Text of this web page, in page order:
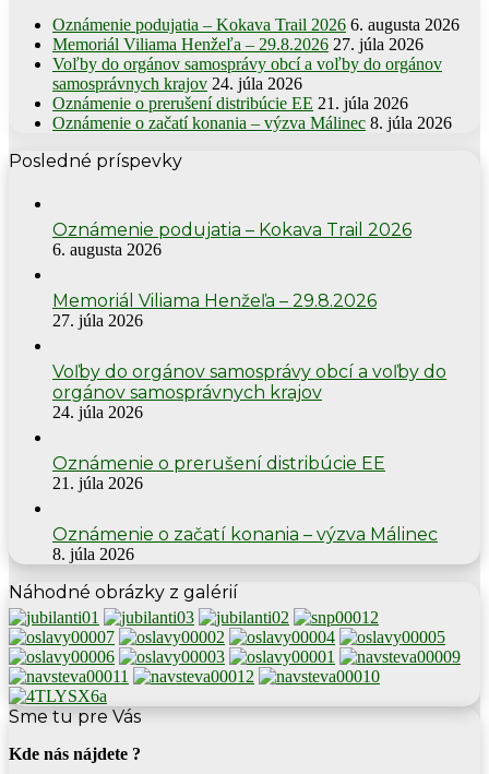
Oznámenie podujatia – Kokava Trail 2026 6. augusta 2026
Memoriál Viliama Henžeľa – 29.8.2026 27. júla 2026
Voľby do orgánov samosprávy obcí a voľby do orgánov
samosprávnych krajov 24. júla 2026
Oznámenie o prerušení distribúcie EE 21. júla 2026
Oznámenie o začatí konania – výzva Málinec 8. júla 2026
Posledné príspevky
Oznámenie podujatia – Kokava Trail 2026
6. augusta 2026
Memoriál Viliama Henžeľa – 29.8.2026
27. júla 2026
Voľby do orgánov samosprávy obcí a voľby do
orgánov samosprávnych krajov
24. júla 2026
Oznámenie o prerušení distribúcie EE
21. júla 2026
Oznámenie o začatí konania – výzva Málinec
8. júla 2026
Náhodné obrázky z galérií
Sme tu pre Vás
Kde nás nájdete ?